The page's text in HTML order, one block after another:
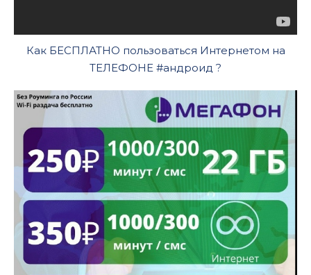
Как БЕСПЛАТНО пользоваться Интернетом на
ТЕЛЕФОНЕ #андроид ?